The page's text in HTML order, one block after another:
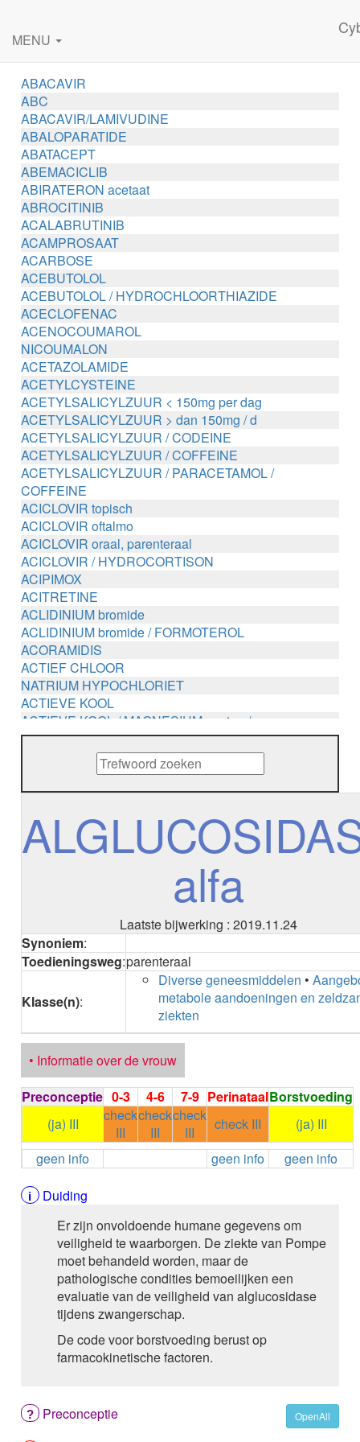
MENU
ABACAVIR
ABC
ABACAVIR/LAMIVUDINE
ABALOPARATIDE
ABATACEPT
ABEMACICLIB
ABIRATERON acetaat
ABROCITINIB
ACALABRUTINIB
ACAMPROSAAT
ACARBOSE
ACEBUTOLOL
ACEBUTOLOL / HYDROCHLOORTHIAZIDE
ACECLOFENAC
ACENOCOUMAROL
NICOUMALON
ACETAZOLAMIDE
ACETYLCYSTEINE
ACETYLSALICYLZUUR < 150mg per dag
ACETYLSALICYLZUUR > dan 150mg / d
ACETYLSALICYLZUUR / CODEINE
ACETYLSALICYLZUUR / COFFEINE
ACETYLSALICYLZUUR / PARACETAMOL /
COFFEINE
ACICLOVIR topisch
ACICLOVIR oftalmo
ACICLOVIR oraal, parenteraal
ACICLOVIR / HYDROCORTISON
ACIPIMOX
ACITRETINE
ACLIDINIUM bromide
ACLIDINIUM bromide / FORMOTEROL
ACORAMIDIS
ACTIEF CHLOOR
NATRIUM HYPOCHLORIET
ACTIEVE KOOL
ACTIEVE KOOL / MAGNESIUM zouten /
METHENAMINE
ADALIMUMAB
ADAPALEEN
ADAPALEEN / BENZOYLPEROXIDE
ADENOSINE
AESCINE
AFLIBERCEPT parenteraal
AFLIBERCEPT intravitreaal
AGALSIDASE alfa
AGALSIDASE bèta
AGOMELATINE
ALBUTREPENONACOG ALFA
Stollingsfactor IX; Factor IX
ALCOHOL
ETHANOL
ALECTINIB
ALEMTUZUMAB
ALENDRONAAT
ALENDRONAAT/VIT D3
ALENDRONAAT / VITAMINE D3 / CACO3
ALFA-1-PROTEINASEREMMER humaan
ALFUZOSINE
ALGELDRAAT
ALGELDRAAT / MAGNESIUM HYDROXYDE
ALGINAAT Na / BICARBONAAT Na
ALGINAAT Na / Na BICARBONAAT / CALCIUM
CARBONAAT
ALGINEZUUR
ALGLUCOSIDASE alfa
ALIROCUMAB
ALITRETINOINE
ALMOTRIPTAN
alfa
Laatste bijwerking : 2019.11.24
Synoniem:
Toedieningsweg:parenteraal
Klasse(n):
Diverse geneesmiddelen •
metabole aandoeningen en
ziekten
• Informatie over de vrouw
Preconceptie 0-3 4-6 7-9 PerinataalBorstvoeding
(ja) III
check
III
check
III
check
III
check III
(ja) III
geen info
geen info
geen info
Duiding
Er zijn onvoldoende humane gegevens om
veiligheid te waarborgen. De ziekte van Pompe
moet behandeld worden, maar de
pathologische condities bemoeilijken een
evaluatie van de veiligheid van alglucosidase
tijdens zwangerschap.
De code voor borstvoeding berust op
farmacokinetische factoren.
OpenAll
Preconceptie